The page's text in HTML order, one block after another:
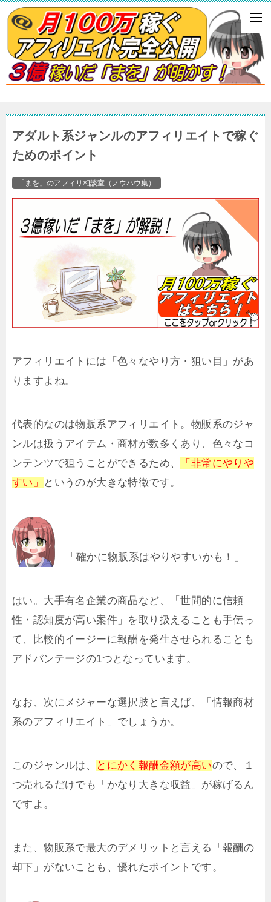
アダルト系ジャンルのアフィリエイトで稼ぐ
ためのポイント
「まを」のアフィリ相談室（ノウハウ集）
アフィリエイトには「色々なやり方・狙い目」があ
りますよね。
代表的なのは物販系アフィリエイト。物販系のジャ
ンルは扱うアイテム・商材が数多くあり、色々なコ
ンテンツで狙うことができるため、
「非常にやりや
すい」
というのが大きな特徴です。
「確かに物販系はやりやすいかも！」
はい。大手有名企業の商品など、「世間的に信頼
性・認知度が高い案件」を取り扱えることも手伝っ
て、比較的イージーに報酬を発生させられることも
アドバンテージの1つとなっています。
なお、次にメジャーな選択肢と言えば、「情報商材
系のアフィリエイト」でしょうか。
このジャンルは、 とにかく報酬金額が高いので、１
つ売れるだけでも「かなり大きな収益」が稼げるん
ですよ。
また、物販系で最大のデメリットと言える「報酬の
却下」がないことも、優れたポイントです。